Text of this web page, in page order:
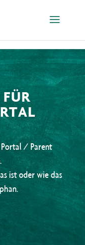
/ Parent
ist oder wie das